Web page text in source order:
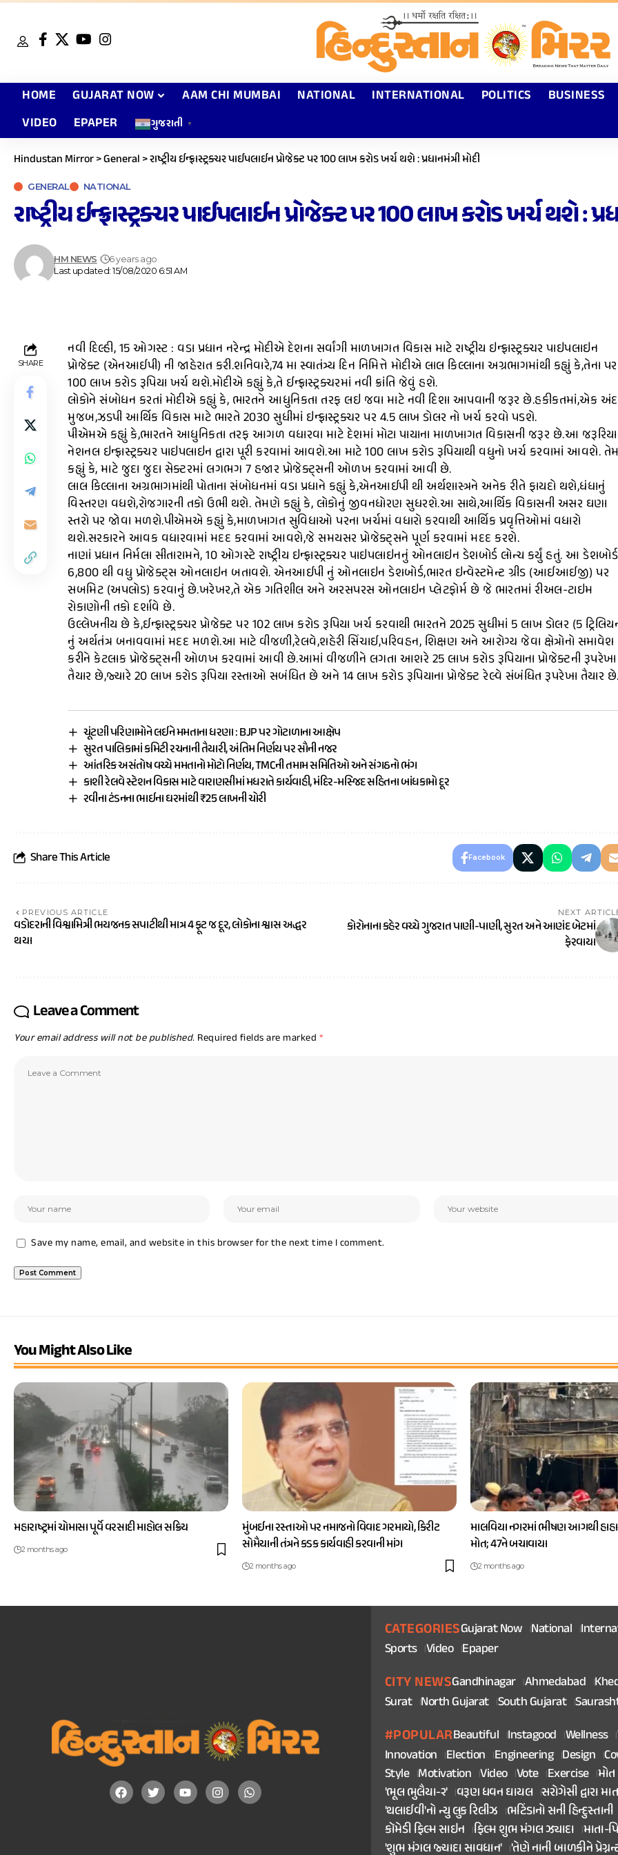
HOME GUJARAT NOW AAM CHI MUMBAI NATIONAL INTERNATIONAL POLITICS BUSINESS
VIDEO
EPAPER ગુજરાતી ▼
Hindustan Mirror>General >રાષ્ટ્રીય ઈન્ફ્રાસ્ટ્રક્ચર પાઈપલાઈન પ્રોજેક્ટ પર 100 લાખ કરોડ ખર્ચ થશે : પ્રધાનમંત્રી મોદી
GENERAL NATIONAL
રાષ્ટ્રીય ઈન્ફ્રાસ્ટ્રક્ચર પાઈપલાઈન પ્રોજેક્ટ પર 100 લાખ કરોડ ખર્ચ થશે :
Last updated: 15/08/2020 6:51 AM
HM NEWS 6 years ago
SHARE
નવી દિલ્હી, 15 ઓગસ્ટ : વડા પ્રધાન નરેન્દ્ર મોદીએ દેશના સર્વાંગી માળખાગત વિકાસ માટે રાષ્ટ્રીય ઇન્ફ્રાસ્ટ્રક્ચર પાઇપલાઇન
પ્રોજેક્ટ (એનઆઈપી) ની જાહેરાત કરી.શનિવારે,74 મા સ્વાતંત્ર્ય દિન નિમિત્તે મોદીએ લાલ કિલ્લાના અગ્રભાગમાંથી કહ્યું કે,તેના પર
100 લાખ કરોડ રૂપિયા ખર્ચ થશે.મોદીએ કહ્યું કે,તે ઈન્ફ્રાસ્ટ્રક્ચરમાં નવી ક્રાંતિ જેવું હશે.
લોકોને સંબોધન કરતાં મોદીએ કહ્યું કે, ભારતને આધુનિકતા તરફ લઇ જવા માટે નવી દિશા આપવાની જરૂર છે.હકીકતમાં,એક
મુજબ,ઝડપી આર્થિક વિકાસ માટે ભારતે 2030 સુધીમાં ઇન્ફ્રાસ્ટ્રક્ચર પર 4.5 લાખ ડોલર નો ખર્ચ કરવો પડશે.
પીએમએ કહ્યું કે,ભારતને આધુનિકતા તરફ આગળ વધારવા માટે દેશમાં મોટા પાયાના માળખાગત વિકાસની જરૂર છે.આ
નેશનલ ઇન્ફ્રાસ્ટ્રક્ચર પાઇપલાઇન દ્વારા પૂરી કરવામાં આવશે.આ માટે 100 લાખ કરોડ રૂપિયાથી વધુનો ખર્ચ કરવામાં આવશે.
કહ્યું કે, માટે જુદા જુદા સેક્ટરમાં લગભગ 7 હજાર પ્રોજેક્ટ્સની ઓળખ કરવામાં આવી છે.
લાલ કિલ્લાના અગ્રભાગમાંથી પોતાના સંબોધનમાં વડા પ્રધાને કહ્યું કે,એનઆઈપી થી અર્થશાસ્ત્રને અનેક રીતે ફાયદો થશે,ધંધાનું
વિસ્તરણ વધશે,રોજગારની તકો ઉભી થશે. તેમણે કહ્યું કે, લોકોનું જીવનધોરણ સુધરશે.આ સાથે,આર્થિક વિકાસની અસર ઘણા
સ્તરો પર જોવા મળશે.પીએમએ કહ્યું કે,માળખાગત સુવિધાઓ પરના ખર્ચમાં વધારો કરવાથી આર્થિક પ્રવૃત્તિઓમાં વધારો
થશે.સરકારને આવક વધારવામાં મદદ કરવામાં આવશે,જે સમયસર પ્રોજેક્ટ્સને પૂર્ણ કરવામાં મદદ કરશે.
નાણાં પ્રધાન નિર્મલા સીતારામને, 10 ઓગસ્ટે રાષ્ટ્રીય ઇન્ફ્રાસ્ટ્રક્ચર પાઇપલાઇનનું ઓનલાઇન ડેશબોર્ડ લોન્ચ કર્યું હતું. આ ડેશબોર્ડ
6,800 થી વધુ પ્રોજેક્ટ્સ ઓનલાઇન બતાવશે. એનઆઈપી નું ઓનલાઇન ડેશબોર્ડ,ભારત ઇન્વેસ્ટમેન્ટ ગ્રીડ (આઈઆઈજી) પર
સબમિટ (અપલોડ) કરવાનું છે.ખરેખર,તે એક ગતિશીલ અને અરસપરસ ઓનલાઇન પ્લેટફોર્મ છે જે ભારતમાં રીઅલ-ટાઇમ
રોકાણોની તકો દર્શાવે છે.
ઉલ્લેખનીય છે કે,ઈન્ફ્રાસ્ટ્રક્ચર પ્રોજેક્ટ પર 102 લાખ કરોડ રૂપિયા ખર્ચ કરવાથી ભારતને 2025 સુધીમાં 5 લાખ ડોલર (5
નું અર્થતંત્ર બનાવવામાં મદદ મળશે.આ માટે વીજળી,રેલવે,શહેરી સિંચાઈ,પરિવહન, શિક્ષણ અને આરોગ્ય જેવા ક્ષેત્રોનો સમાવેશ
કરીને કેટલાક પ્રોજેક્ટ્સની ઓળખ કરવામાં આવી છે.આમાં વીજળીને લગતા આશરે 25 લાખ કરોડ રૂપિયાના પ્રોજેક્ટની રૂપરેખા
તૈયાર છે,જ્યારે 20 લાખ કરોડ રૂપિયા રસ્તાઓ સબંધિત છે અને 14 લાખ કરોડ રૂપિયાના પ્રોજેક્ટ રેલ્વે સંબંધિત રૂપરેખા તૈયાર છે.
ચૂંટણી પરિણામોને લઈને મમતાના ધરણા : BJP પર ગોટાળાના આક્ષેપ
સુરત પાલિકામાં કમિટી રચનાની તૈયારી, અંતિમ નિર્ણય પર સૌની નજર
આંતરિક અસંતોષ વચ્ચે મમતાનો મોટો નિર્ણય, TMCની તમામ સમિતિઓ અને સંગઠનો ભંગ
કાશી રેલવે સ્ટેશન વિકાસ માટે વારાણસીમાં મધરાતે કાર્યવાહી, મંદિર-મસ્જિદ સહિતના બાંધકામો દૂર
રવીના ટંડનના ભાઈના ઘરમાંથી ₹25 લાખની ચોરી
Share This Article Facebook
PREVIOUS ARTICLE
વડોદરાની વિશ્વામિત્રી ભયજનક સપાટીથી માત્ર 4 ફૂટ જ દૂર, લોકોના શ્વાસ અદ્ધર
થયા
NEXT
કોરોનાના કહેર વચ્ચે ગુજરાત પાણી-પાણી, સુરત અને આણંદ બેટમાં
ફેરવાયા
Leave a Comment
Your email address will not be published. Required fields are marked *
Save my name, email, and website in this browser for the next time I comment.
You Might Also Like
મહારાષ્ટ્રમાં ચોમાસા પૂર્વે વરસાદી માહોલ સક્રિય
2 months ago
મુંબઈના રસ્તાઓ પર નમાજનો વિવાદ ગરમાયો, કિરીટ
સોમૈયાની તંત્રને કડક કાર્યવાહી કરવાની માંગ
2 months ago
માલવિયા નગરમાં ભીષણ આગથી
મોત; 47ને બચાવાયા
2 months ago
CATEGORIESGujarat Now National
Sports Video Epaper
CITY NEWSGandhinagar Ahmedabad
Surat North Gujarat South Gujarat
#POPULARBeautiful Instagood Wellness
Innovation Election Engineering Design
Style Motivation Video Vote Exercise મોત
'ભૂલ ભુલૈયા-૨' વરૂણ ધવન ઘાયલ સરોગેસી દ્વારા
'થલાઈવી'નો ન્યુ લુક રિલીઝ ભટિંડાનો સની હિન્દુસ્તાની
કૉમેડી ફિલ્મ સાઇન ફિલ્મ શુભ મંગલ ઝ્યાદા માતા-
'શુભ મંગલ જ્યાદા સાવધાન' 'તેણે નાની બાળકીને